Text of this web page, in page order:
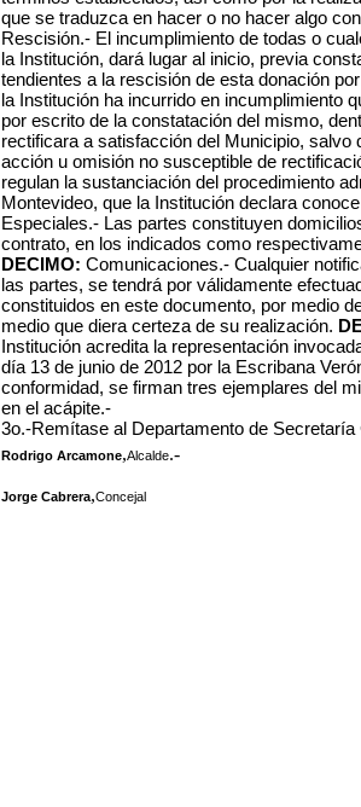
que se traduzca en hacer o no hacer algo
Rescisión.- El incumplimiento de todas o
la Institución, dará lugar al inicio, previa
tendientes a la rescisión de esta donación
la Institución ha incurrido en incumplimiento
por escrito de la constatación del mismo,
rectificara a satisfacción del Municipio, salvo
acción u omisión no susceptible de
regulan la sustanciación del procedimiento
Montevideo, que la Institución declara
Especiales.- Las partes constituyen
contrato, en los indicados como
DECIMO: Comunicaciones.- Cualquier
las partes, se tendrá por válidamente
constituidos en este documento, por medio
medio que diera certeza de su realización.
Institución acredita la representación
día 13 de junio de 2012 por la Escribana
conformidad, se firman tres ejemplares del
en el acápite.-
3o.-Remítase al Departamento de Secretaría
Rodrigo Arcamone,Alcalde.-
Jorge Cabrera,Concejal